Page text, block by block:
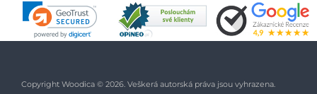
Copyright Woodica © 2026. Veškerá autorská práva jsou vyhrazena.